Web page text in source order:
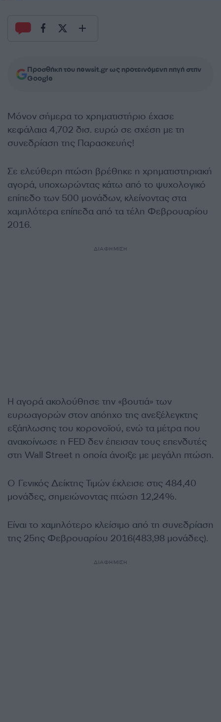
Προσθήκη του newsit.gr ως προτεινόμενη πηγή στην
Google
Μόνον σήμερα το χρηματιστήριο έχασε
κεφάλαια 4,702 δισ. ευρώ σε σχέση με τη
συνεδρίαση της Παρασκευής!
Σε ελεύθερη πτώση βρέθηκε η χρηματιστηριακή
αγορά, υποχωρώντας κάτω από το ψυχολογικό
επίπεδο των 500 μονάδων, κλείνοντας στα
χαμηλότερα επίπεδα από τα τέλη Φεβρουαρίου
2016.
ΔΙΑΦΗΜΙΣΗ
Η αγορά ακολούθησε την «βουτιά» των
ευρωαγορών στον απόηχο της ανεξέλεγκτης
εξάπλωσης του κορονοϊού, ενώ τα μέτρα που
ανακοίνωσε η FED δεν έπεισαν τους επενδυτές
στη Wall Street η οποία άνοιξε με μεγάλη πτώση.
O Γενικός Δείκτης Τιμών έκλεισε στις 484,40
μονάδες, σημειώνοντας πτώση 12,24%.
Είναι το χαμηλότερο κλείσιμο από τη συνεδρίαση
της 25ης Φεβρουαρίου 2016(483,98 μονάδες).
ΔΙΑΦΗΜΙΣΗ